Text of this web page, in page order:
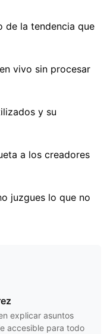
de la tendencia que
vivo sin procesar
y su
a los creadores
juzgues lo que no
explicar asuntos
accesible para todo